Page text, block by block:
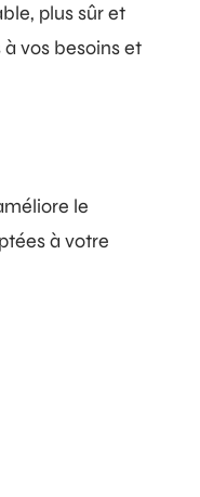
plus sûr et
vos besoins et
le
à votre